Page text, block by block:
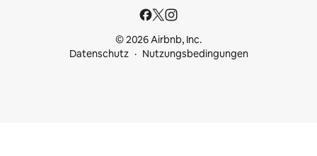
© 2026 Airbnb, Inc.
Datenschutz
Nutzungsbedingungen